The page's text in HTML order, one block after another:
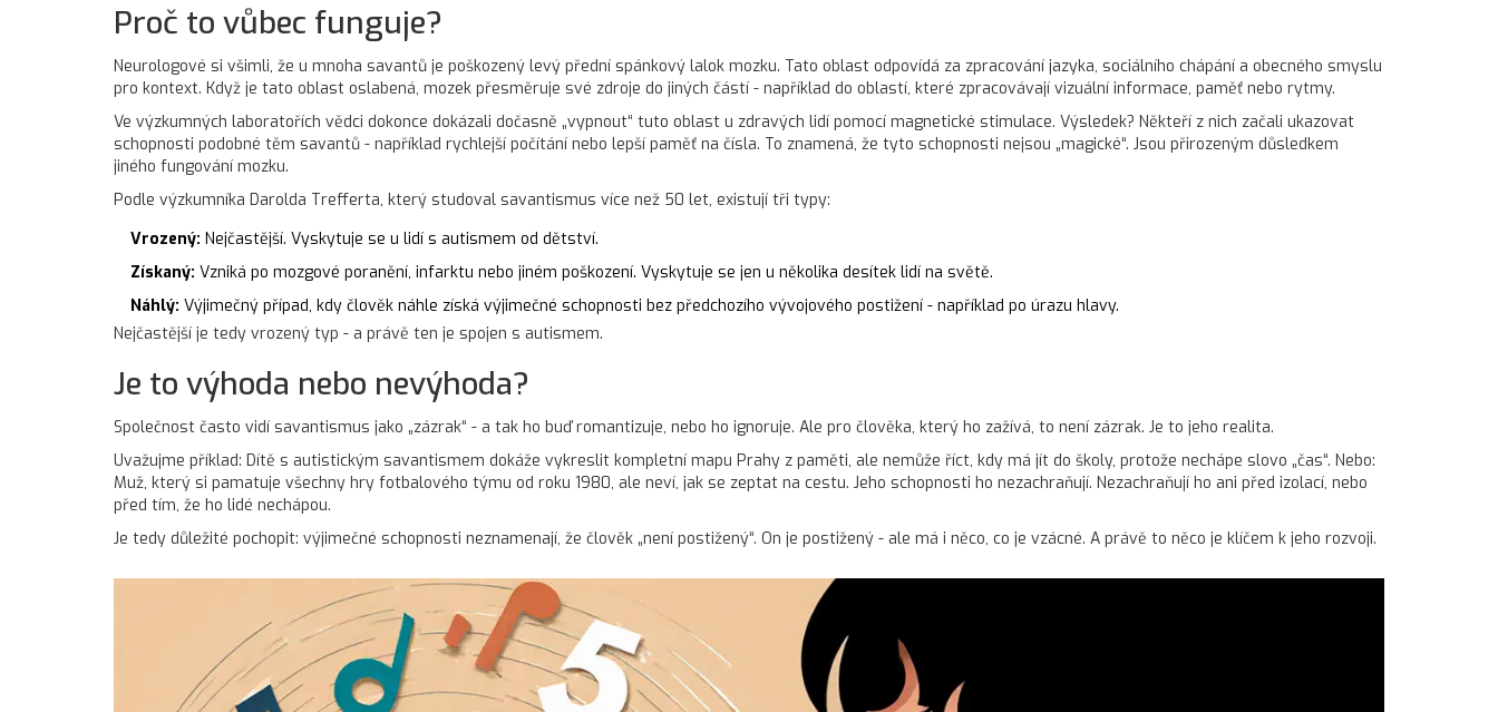
Proč to vůbec funguje?
Neurologové si všimli, že u mnoha savantů je poškozený levý přední spánkový lalok mozku. Tato oblast odpovídá za zpracování jazyka, sociálního chápání a obecného smyslu
pro kontext. Když je tato oblast oslabená, mozek přesměruje své zdroje do jiných částí - například do oblastí, které zpracovávají vizuální informace, paměť nebo rytmy.
Ve výzkumných laboratořích vědci dokonce dokázali dočasně „vypnout“ tuto oblast u zdravých lidí pomocí magnetické stimulace. Výsledek? Někteří z nich začali ukazovat
schopnosti podobné těm savantů - například rychlejší počítání nebo lepší paměť na čísla. To znamená, že tyto schopnosti nejsou „magické“. Jsou přirozeným důsledkem
jiného fungování mozku.
Podle výzkumníka Darolda Trefferta, který studoval savantismus více než 50 let, existují tři typy:
Vrozený: Nejčastější. Vyskytuje se u lidí s autismem od dětství.
Získaný: Vzniká po mozgové poranění, infarktu nebo jiném poškození. Vyskytuje se jen u několika desítek lidí na světě.
Náhlý: Výjimečný případ, kdy člověk náhle získá výjimečné schopnosti bez předchozího vývojového postižení - například po úrazu hlavy.
Nejčastější je tedy vrozený typ - a právě ten je spojen s autismem.
Je to výhoda nebo nevýhoda?
Společnost často vidí savantismus jako „zázrak“ - a tak ho buď romantizuje, nebo ho ignoruje. Ale pro člověka, který ho zažívá, to není zázrak. Je to jeho realita.
Uvažujme příklad: Dítě s autistickým savantismem dokáže vykreslit kompletní mapu Prahy z paměti, ale nemůže říct, kdy má jít do školy, protože nechápe slovo „čas“. Nebo:
Muž, který si pamatuje všechny hry fotbalového týmu od roku 1980, ale neví, jak se zeptat na cestu. Jeho schopnosti ho nezachraňují. Nezachraňují ho ani před izolací, nebo
před tím, že ho lidé nechápou.
Je tedy důležité pochopit: výjimečné schopnosti neznamenají, že člověk „není postižený“. On je postižený - ale má i něco, co je vzácné. A právě to něco je klíčem k jeho rozvoji.